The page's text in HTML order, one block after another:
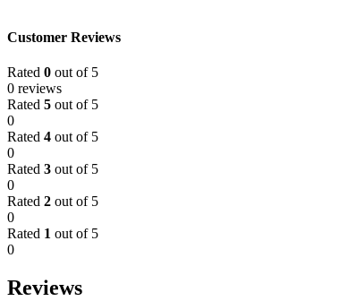
Customer Reviews
Rated 0 out of 5
0 reviews
Rated 5 out of 5
0
Rated 4 out of 5
0
Rated 3 out of 5
0
Rated 2 out of 5
0
Rated 1 out of 5
0
Reviews